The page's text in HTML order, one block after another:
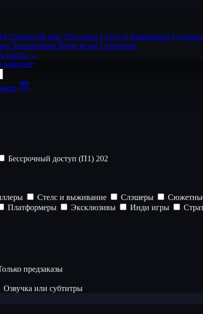
Открытый мир Триллеры Стелс и выживание
Эксклюзивы Инди игры Стратегии
карты →
работает
Бессрочный доступ (П1) 202
Стелс и выживание Слэшеры
Платформеры Эксклюзивы Инди игры
предзаказы
Озвучка или субтитры